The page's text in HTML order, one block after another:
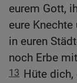
eurem Gott,
eure
in euren
noch Erbe
13 Hüte